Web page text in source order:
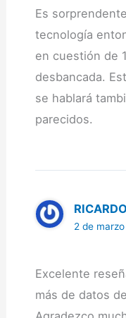
Es
tecnología
en cuestión de
desbancada.
se hablará
parecidos.
RICARDO
2 de
Excelente
más de datos